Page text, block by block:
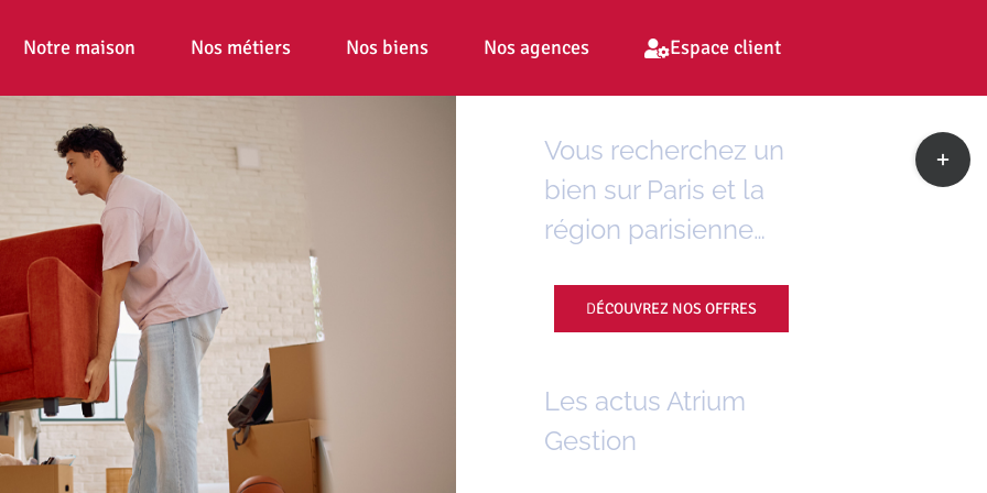
Notre maison Nos métiers Nos biens Nos agences Espace client
Vous recherchez un
bien sur Paris et la
région parisienne…
DÉCOUVREZ NOS OFFRES
Les actus Atrium
Gestion
Toggle
Sliding
Bar